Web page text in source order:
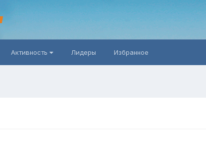
Активность Лидеры Избранное